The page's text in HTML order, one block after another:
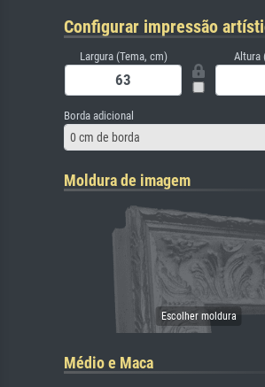
Configurar impressão
Largura (Tema, cm) Altura
Borda adicional
0 cm de borda
Moldura de imagem
Médio e Maca